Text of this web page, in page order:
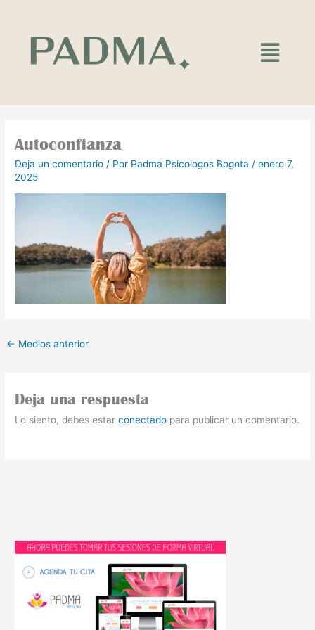
contenido
Main
Menu
Autoconfianza
Deja un comentario / Por Padma Psicologos Bogota /enero 7,
2025
← Medios anterior
Deja una respuesta
Lo siento, debes estarconectado para publicar un comentario.